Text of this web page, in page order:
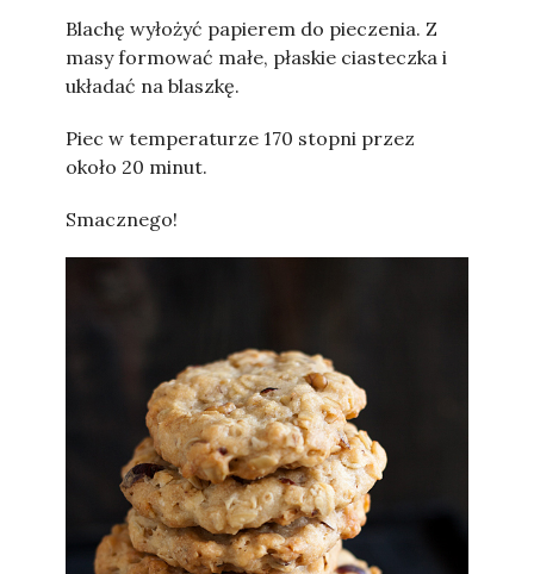
Blachę wyłożyć papierem do pieczenia. Z
masy formować małe, płaskie ciasteczka i
układać na blaszkę.
Piec w temperaturze 170 stopni przez
około 20 minut.
Smacznego!